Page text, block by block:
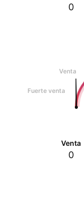
Venta
Fuerte venta
Venta
0
0